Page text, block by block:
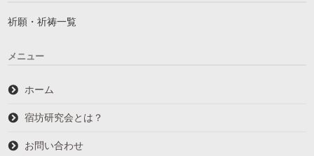
祈願・祈祷一覧
メニュー
ホーム
宿坊研究会とは？
お問い合わせ